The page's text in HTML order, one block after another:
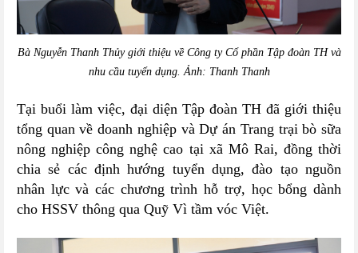
Bà Nguyễn Thanh Thủy giới thiệu về Công ty Cổ phần Tập đoàn TH và
nhu cầu tuyển dụng. Ảnh: Thanh Thanh
Tại buổi làm việc, đại diện Tập đoàn TH đã giới thiệu
tổng quan về doanh nghiệp và Dự án Trang trại bò sữa
nông nghiệp công nghệ cao tại xã Mô Rai, đồng thời
chia sẻ các định hướng tuyển dụng, đào tạo nguồn
nhân lực và các chương trình hỗ trợ, học bổng dành
cho HSSV thông qua Quỹ Vì tầm vóc Việt.